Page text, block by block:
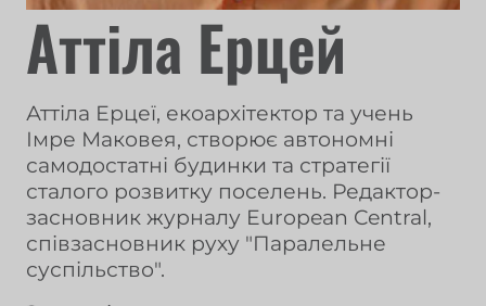
Аттіла Ерцей
Аттіла Ерцеї, екоархітектор та учень
Імре Маковея, створює автономні
самодостатні будинки та стратегії
сталого розвитку поселень. Редактор-
засновник журналу European Central,
співзасновник руху "Паралельне
суспільство".